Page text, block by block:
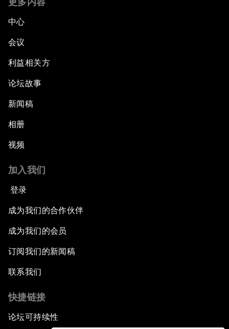
中心
会议
利益相关方
论坛故事
新闻稿
相册
视频
加入我们
登录
成为我们的合作伙伴
成为我们的会员
订阅我们的新闻稿
联系我们
快捷链接
论坛可持续性